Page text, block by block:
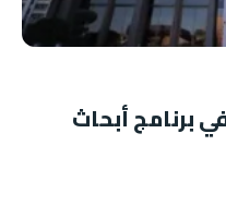
برنامج أبحاث